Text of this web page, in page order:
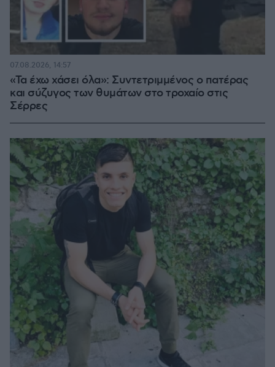
«Τα έχω χάσει όλα»: Συντετριμμένος ο πατέρας
και σύζυγος των θυμάτων στο τροχαίο στις
Σέρρες
07.08.2026, 14:57